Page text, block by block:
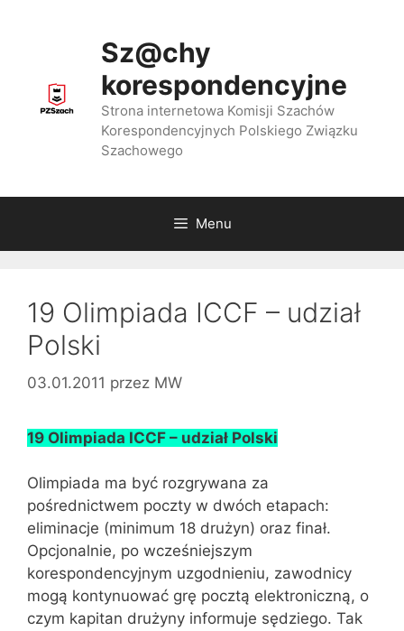
Sz@chy
korespondencyjne
Strona internetowa Komisji Szachów
Korespondencyjnych Polskiego Związku
Szachowego
Menu
19 Olimpiada ICCF – udział
Polski
03.01.2011 przez MW
19 Olimpiada ICCF – udział Polski
Olimpiada ma być rozgrywana za
pośrednictwem poczty w dwóch etapach:
eliminacje (minimum 18 drużyn) oraz finał.
Opcjonalnie, po wcześniejszym
korespondencyjnym uzgodnieniu, zawodnicy
mogą kontynuować grę pocztą elektroniczną, o
czym kapitan drużyny informuje sędziego. Tak